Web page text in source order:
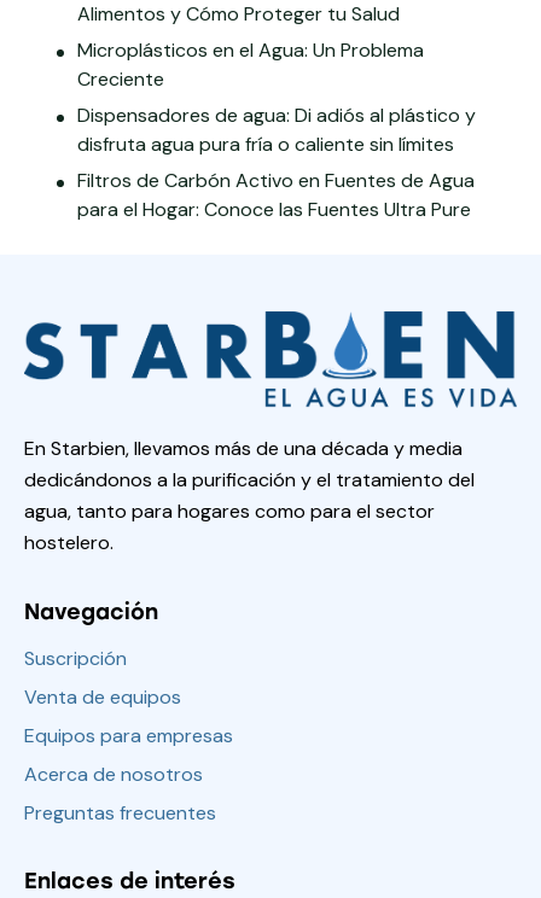
Alimentos y Cómo Proteger tu Salud
Microplásticos en el Agua: Un Problema
Creciente
Dispensadores de agua: Di adiós al plástico y
disfruta agua pura fría o caliente sin límites
Filtros de Carbón Activo en Fuentes de Agua
para el Hogar: Conoce las Fuentes Ultra Pure
En Starbien, llevamos más de una década y media
dedicándonos a la purificación y el tratamiento del
agua, tanto para hogares como para el sector
hostelero.
Navegación
Suscripción
Venta de equipos
Equipos para empresas
Acerca de nosotros
Preguntas frecuentes
Enlaces de interés